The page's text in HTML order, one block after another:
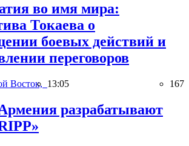
во имя мира:
Токаева о
боевых действий и
переговоров
Восток, 13:05 167
разрабатывают